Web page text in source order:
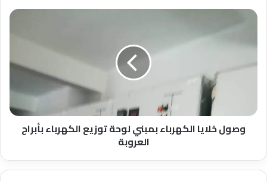
وصول
بمبني
لوحة
العروبة
وصول خلايا الكهرباء بمبني لوحة توزيع الكهرباء بأبراج
العروبة